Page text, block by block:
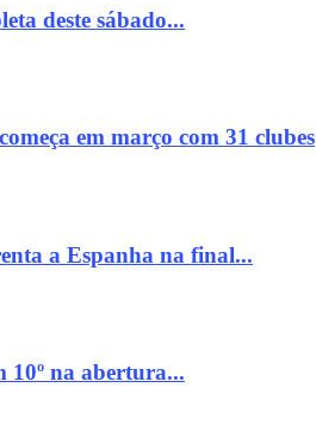
deste sábado...
em março com 31 clubes
a Espanha na final...
10º na abertura...